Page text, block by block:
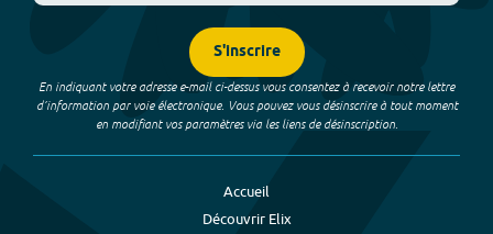
S'inscrire
En indiquant votre adresse e-mail ci-dessus vous consentez à recevoir notre lettre
d’information par voie électronique. Vous pouvez vous désinscrire à tout moment
en modifiant vos paramètres via les liens de désinscription.
Accueil
Découvrir Elix